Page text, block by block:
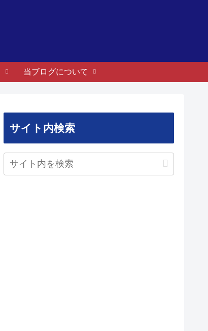
当ブログについて
サイト内検索